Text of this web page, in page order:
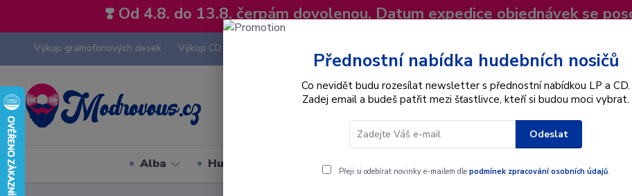
❣️ Od 4.8. do 13.8. čerpám dovolenou. Datum expedice objednávek se
Výkup gramofonových desek Výkup CD
Hledat
Alba Hudební styly Interpret Dárkové poukazy
Přednostní nabídka hudebních nosičů
Co nevidět budu rozesílat newsletter s přednostní nabídkou LP a CD.
Zadej email a budeš patřit mezi šťastlivce, kteří si budou moci vybrat.
Odeslat
Přeji si odebírat novinky e-mailem dle podmínek zpracování osobních údajů.